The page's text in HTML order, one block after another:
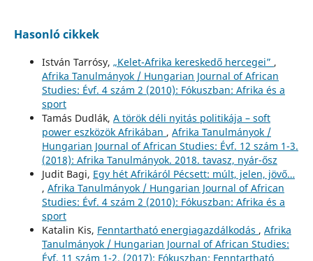
Hasonló cikkek
István Tarrósy, „Kelet-Afrika kereskedő hercegei” ,
Afrika Tanulmányok / Hungarian Journal of African
Studies: Évf. 4 szám 2 (2010): Fókuszban: Afrika és a
sport
Tamás Dudlák, A török déli nyitás politikája – soft
power eszközök Afrikában , Afrika Tanulmányok /
Hungarian Journal of African Studies: Évf. 12 szám 1-3.
(2018): Afrika Tanulmányok. 2018. tavasz, nyár-ősz
Judit Bagi, Egy hét Afrikáról Pécsett: múlt, jelen, jövő…
, Afrika Tanulmányok / Hungarian Journal of African
Studies: Évf. 4 szám 2 (2010): Fókuszban: Afrika és a
sport
Katalin Kis, Fenntartható energiagazdálkodás , Afrika
Tanulmányok / Hungarian Journal of African Studies:
Évf. 11 szám 1-2. (2017): Fókuszban: Fenntartható